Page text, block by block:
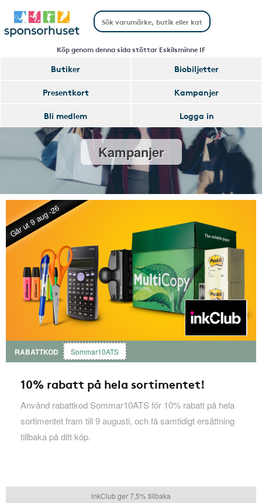
Köp genom denna sida stöttar Eskilsminne IF
Butiker
Biobiljetter
Presentkort
Kampanjer
Bli medlem
Logga in
Kampanjer
Går ut 9 aug -26
RABATTKOD Sommar10ATS
10% rabatt på hela sortimentet!
Använd rabattkod Sommar10ATS för 10% rabatt på hela
sortimentet fram till 9 augusti, och få samtidigt ersättning
tillbaka på ditt köp.
inkClub ger 7,5% tillbaka